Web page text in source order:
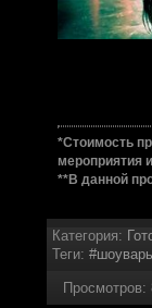
*Стоимость
мероприятия
**В данной
Категория:
Теги:
Просмотров: